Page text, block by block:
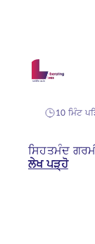
10 ਮਿੰਟ
ਸਿਹਤਮੰਦ
ਲੇਖ ਪੜ੍ਹੋ